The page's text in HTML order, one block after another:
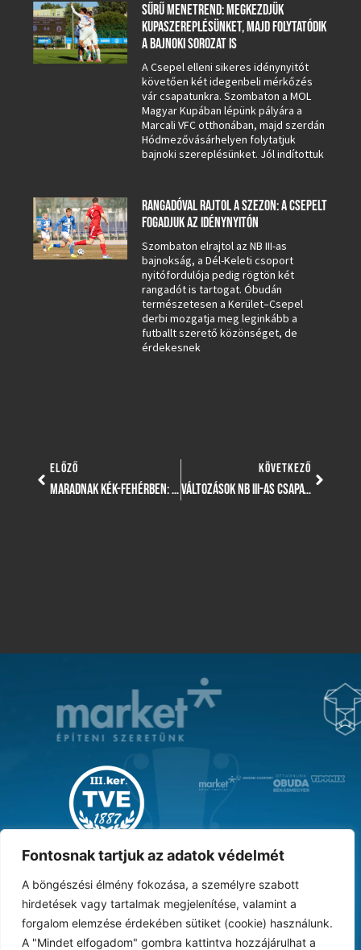
Fontosnak tartjuk az adatok védelmét
A böngészési élmény fokozása, a személyre szabott
hirdetések vagy tartalmak megjelenítése, valamint a
forgalom elemzése érdekében sütiket (cookie) használunk.
A "Mindet elfogadom" gombra kattintva hozzájárulhat a
SŰRŰ MENETREND: MEGKEZDJÜK
KUPASZEREPLÉSÜNKET, MAJD FOLYTATÓDIK
A BAJNOKI SOROZAT IS
A Csepel elleni sikeres idénynyitót
követően két idegenbeli mérkőzés
vár csapatunkra. Szombaton a MOL
Magyar Kupában lépünk pályára a
Marcali VFC otthonában, majd szerdán
Hódmezővásárhelyen folytatjuk
bajnoki szereplésünket. Jól indítottuk
RANGADÓVAL RAJTOL A SZEZON: A CSEPELT
FOGADJUK AZ IDÉNYNYITÓN
Szombaton elrajtol az NB III-as
bajnokság, a Dél-Keleti csoport
nyitófordulója pedig rögtön két
rangadót is tartogat. Óbudán
természetesen a Kerület–Csepel
derbi mozgatja meg leginkább a
futballt szerető közönséget, de
érdekesnek
ELŐZŐ
MARADNAK KÉK-FEHÉRBEN: TIMÁRI NORMAN, BEKKER ROLAND ÉS GOSZTOLA ÁDÁM IS A TVE-BEN FOLYTATJA
KÖVETKEZŐ
VÁLTOZÁSOK NB III-AS CSAPATUNK KERETÉBEN – NÉGY TÁVOZÓ, VALAMINT ÚJABB HÁROM HOSSZABBÍTÓ JÁTÉKOS
MAGYAR KUPA GYŐZTES ‘31
DOKUMENTUMTÁRARCHÍVUMKARRIERSAJTÓTAOBESZÁMOLÓK